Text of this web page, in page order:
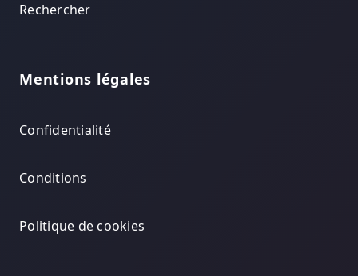
Rechercher
Mentions légales
Confidentialité
Conditions
Politique de cookies